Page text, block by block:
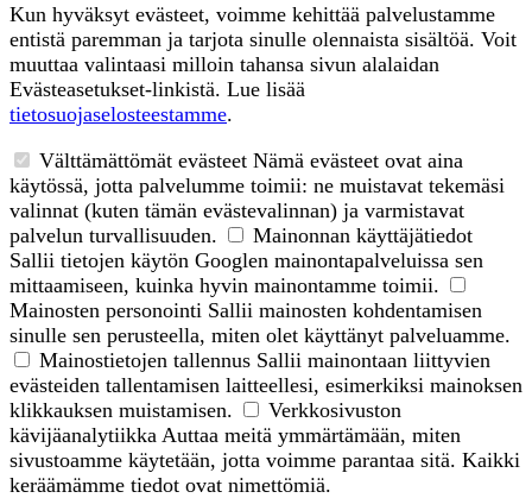
Kun hyväksyt evästeet, voimme kehittää palvelustamme
entistä paremman ja tarjota sinulle olennaista sisältöä. Voit
muuttaa valintaasi milloin tahansa sivun alalaidan
Evästeasetukset-linkistä. Lue lisää
tietosuojaselosteestamme.
Välttämättömät evästeet Nämä evästeet ovat aina
käytössä, jotta palvelumme toimii: ne muistavat tekemäsi
valinnat (kuten tämän evästevalinnan) ja varmistavat
palvelun turvallisuuden.
Mainonnan käyttäjätiedot
Sallii tietojen käytön Googlen mainontapalveluissa sen
mittaamiseen, kuinka hyvin mainontamme toimii.
Mainosten personointi Sallii mainosten kohdentamisen
sinulle sen perusteella, miten olet käyttänyt palveluamme.
Mainostietojen tallennus Sallii mainontaan liittyvien
evästeiden tallentamisen laitteellesi, esimerkiksi mainoksen
klikkauksen muistamisen.
Verkkosivuston
kävijäanalytiikka Auttaa meitä ymmärtämään, miten
sivustoamme käytetään, jotta voimme parantaa sitä. Kaikki
keräämämme tiedot ovat nimettömiä.